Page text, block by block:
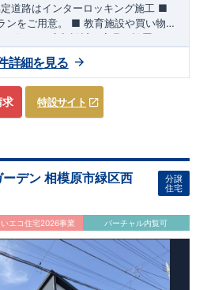
道路はインターロッキング施工 ■
をご用意。
■教育施設や買い物施
ビングは広々設計で家具を設置して
チンにはポップアップ天井採用でお
のこだわり ◆← 各タイトルをクリ
定資産税などの税制優遇を受けられ
! ・『設計』住宅性能評価‥‥建物設
機関が評価しております。 ・『建
状況」を検査した上で、品質を保証
一貫体制! ・誰が何をやったかが明
心に繋がります。 ・設計、施工、営
ランをご提供いたします。 ・不要な
、コストダウンに努めております。​
求 特設サイト
詳細を見る
デン 相模原市緑区西
分譲
住宅
エコ住宅2026事業 バーチャル内覧可